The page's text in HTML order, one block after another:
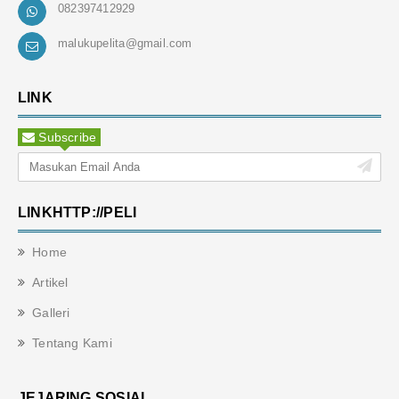
082397412929
malukupelita@gmail.com
LINK
Subscribe
LINKHTTP://PELI
Home
Artikel
Galleri
Tentang Kami